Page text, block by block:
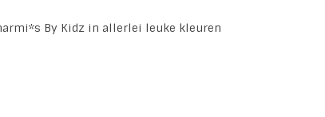
By Kidz in allerlei leuke kleuren